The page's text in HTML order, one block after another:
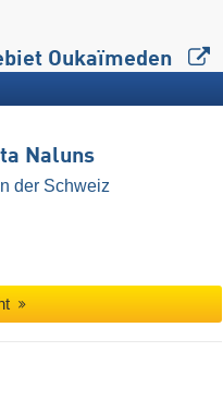
Oukaïmeden
Naluns
der Schweiz